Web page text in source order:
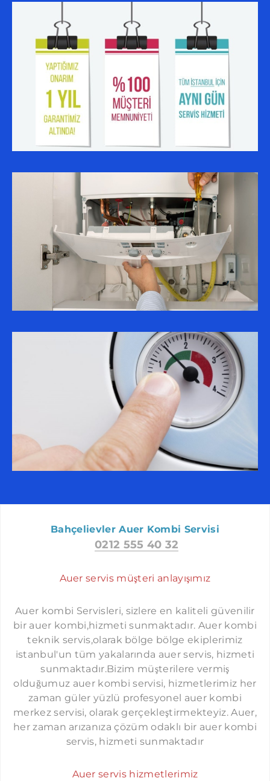
Bahçelievler Auer Kombi Servisi
0212 555 40 32
Auer servis müşteri anlayışımız
Auer kombi Servisleri, sizlere en kaliteli güvenilir
bir auer kombi,hizmeti sunmaktadır. Auer kombi
teknik servis,olarak bölge bölge ekiplerimiz
istanbul'un tüm yakalarında auer servis, hizmeti
sunmaktadır.Bizim müşterilere vermiş
olduğumuz auer kombi servisi, hizmetlerimiz her
zaman güler yüzlü profesyonel auer kombi
merkez servisi, olarak gerçekleştirmekteyiz. Auer,
her zaman arızanıza çözüm odaklı bir auer kombi
servis, hizmeti sunmaktadır
Auer servis hizmetlerimiz
ALIBEYKÖY AUER SERVISI
ESENYURT AUER SERVISI
KÜÇÜKÇEKMECE AUER SERVISI
BAĞCILAR AUER SERVISI
BAHÇELIEVLER AUER SERVISI
SULTANGAZI AUER SERVISI
BAŞAKŞEHIR AUER SERVISI
GAZIOSMANPAŞA AUER SERVISI
AVCILAR AUER SERVISI
KAĞITHANE AUER SERVISI
ESENLER AUER SERVISI
EYÜP AUER SERVISI
BEYLIKDÜZÜ AUER SERVISI
FATIH AUER SERVISI
ARNAVUTKÖY AUER SERVISI
ZEYTINBURNU AUER SERVISI
ŞIŞLI AUER SERVISI
GÜNGÖREN AUER SERVISI
BAYRAMPAŞA AUER SERVISI
BÜYÜKÇEKMECE AUER SERVISI
BAKIRKÖY AUER SERVISI
PENDIK AUER SERVISI
MALTEPE AUER SERVISI
ÜSKÜDAR AUER SERVISI
KARTAL AUER SERVISI
SANCAKTEPE AUER SERVISI
ATAŞEHIR AUER SERVISI
SULTANBEYLI AUER SERVISI
TUZLA AUER SERVISI
ÇEKMEKÖY AUER SERVISI
KOMBI SERVISI İSTANBUL
PROTHERM SERVISI İSTANBUL
LAMBERT SERVISI İSTANBUL
TERMOSTAR SERVISI İSTANBUL
DEMIRDÖKÜM SERVISI İSTANBUL
FERROLI SERVISI İSTANBUL
DOLCEVITA SERVISI İSTANBUL